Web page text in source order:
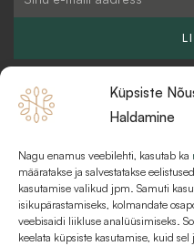
Küpsiste
Haldamine
Nagu enamus veebilehti, kasutab ka
määratakse ja salvestatakse
kasutamise valikud jpm. Samuti
isikupärastamiseks, kolmandate
veebisaidi liikluse analüüsimiseks.
keelata küpsiste kasutamise, kuid
MAKSEVIISID